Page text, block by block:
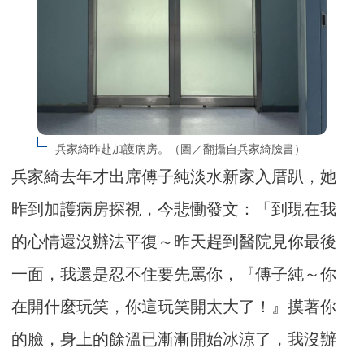
兵家綺昨赴加護病房。（圖／翻攝自兵家綺臉書）
兵家綺去年才出席傅子純淡水新家入厝趴，她
昨到加護病房探視，今悲慟發文：「到現在我
的心情還沒辦法平復～昨天趕到醫院見你最後
一面，我還是忍不住要先罵你，『傅子純～你
在開什麼玩笑，你這玩笑開太大了！』摸著你
的臉，身上的餘溫已漸漸開始冰涼了，我沒辦